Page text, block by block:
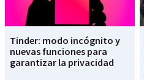
Tinder: modo incógnito y
nuevas funciones para
garantizar la privacidad